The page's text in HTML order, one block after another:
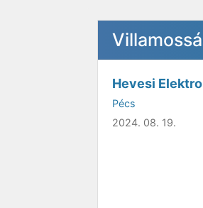
Hevesi
Pécs
2024. 08. 19.